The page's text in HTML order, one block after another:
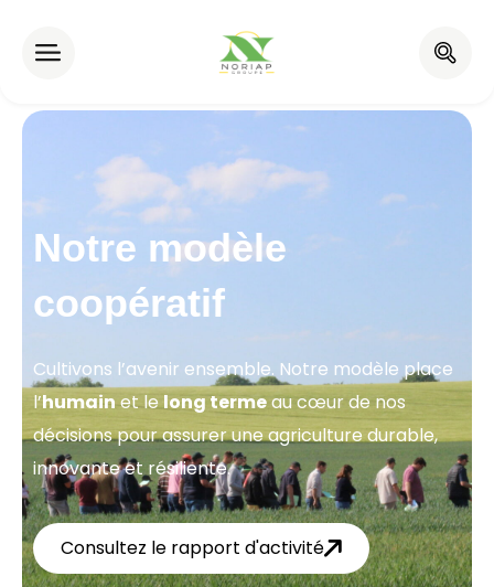
Notre modèle
coopératif
Cultivons l’avenir ensemble. Notre modèle place
l’humainet lelong termeau cœur de nos
décisions pour assurer une agriculture durable,
innovante et résiliente.
Consultez le rapport d'activité